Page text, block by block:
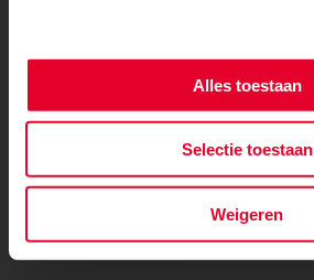
Alles toestaan
Selectie toestaan
Weigeren